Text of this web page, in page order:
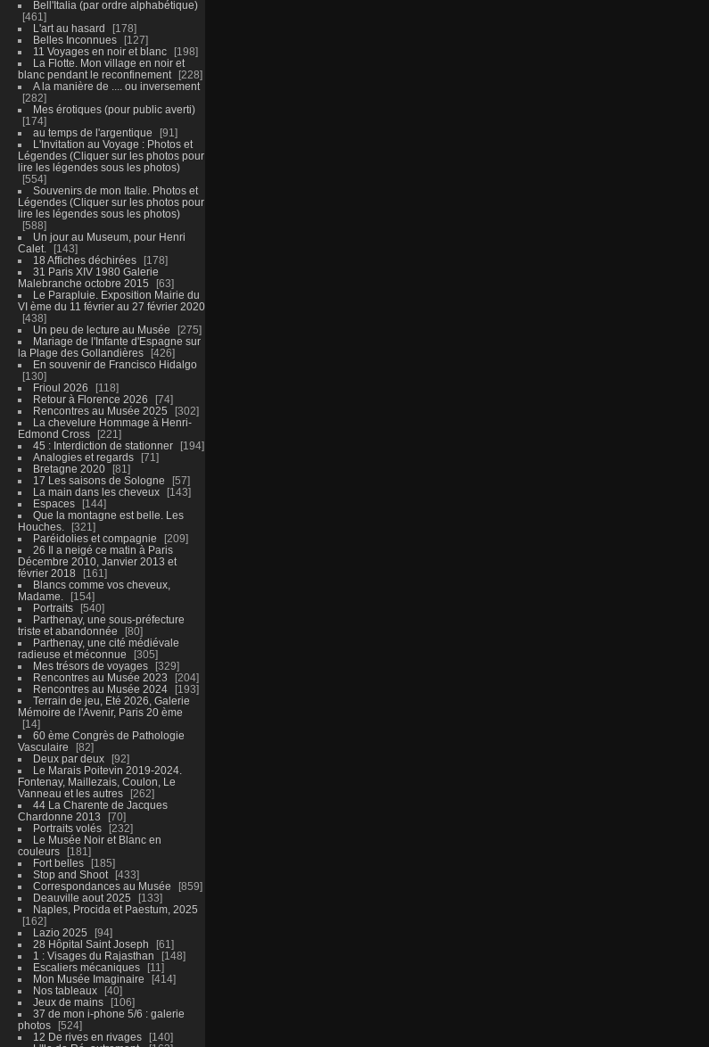
Bell'Italia (par ordre alphabétique)
461
L'art au hasard
178
Belles Inconnues
127
11 Voyages en noir et blanc
198
La Flotte. Mon village en noir et
blanc pendant le reconfinement
228
A la manière de .... ou inversement
282
Mes érotiques (pour public averti)
174
au temps de l'argentique
91
L'Invitation au Voyage : Photos et
Légendes (Cliquer sur les photos pour
lire les légendes sous les photos)
554
Souvenirs de mon Italie. Photos et
Légendes (Cliquer sur les photos pour
lire les légendes sous les photos)
588
Un jour au Museum, pour Henri
Calet.
143
18 Affiches déchirées
178
31 Paris XIV 1980 Galerie
Malebranche octobre 2015
63
Le Parapluie. Exposition Mairie du
VI ème du 11 février au 27 février 2020
438
Un peu de lecture au Musée
275
Mariage de l'Infante d'Espagne sur
la Plage des Gollandières
426
En souvenir de Francisco Hidalgo
130
Frioul 2026
118
Retour à Florence 2026
74
Rencontres au Musée 2025
302
La chevelure Hommage à Henri-
Edmond Cross
221
45 : Interdiction de stationner
194
Analogies et regards
71
Bretagne 2020
81
17 Les saisons de Sologne
57
La main dans les cheveux
143
Espaces
144
Que la montagne est belle. Les
Houches.
321
Paréidolies et compagnie
209
26 Il a neigé ce matin à Paris
Décembre 2010, Janvier 2013 et
février 2018
161
Blancs comme vos cheveux,
Madame.
154
Portraits
540
Parthenay, une sous-préfecture
triste et abandonnée
80
Parthenay, une cité médiévale
radieuse et méconnue
305
Mes trésors de voyages
329
Rencontres au Musée 2023
204
Rencontres au Musée 2024
193
Terrain de jeu, Eté 2026, Galerie
Mémoire de l'Avenir, Paris 20 ème
14
60 ème Congrès de Pathologie
Vasculaire
82
Deux par deux
92
Le Marais Poitevin 2019-2024.
Fontenay, Maillezais, Coulon, Le
Vanneau et les autres
262
44 La Charente de Jacques
Chardonne 2013
70
Portraits volés
232
Le Musée Noir et Blanc en
couleurs
181
Fort belles
185
Stop and Shoot
433
Correspondances au Musée
859
Deauville aout 2025
133
Naples, Procida et Paestum, 2025
162
Lazio 2025
94
28 Hôpital Saint Joseph
61
1 : Visages du Rajasthan
148
Escaliers mécaniques
11
Mon Musée Imaginaire
414
Nos tableaux
40
Jeux de mains
106
37 de mon i-phone 5/6 : galerie
photos
524
12 De rives en rivages
140